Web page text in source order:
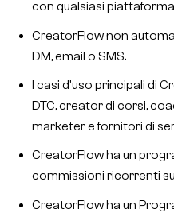
con qualsiasi
CreatorFlow non
DM, email o SMS.
I casi d'uso principali di
DTC, creator di corsi,
marketer e fornitori di
CreatorFlow ha un
commissioni ricorrenti
CreatorFlow ha un